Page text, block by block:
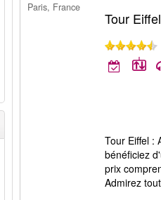
Paris, France
Tour
Tour Eiffel :
bénéficiez
prix
Admirez